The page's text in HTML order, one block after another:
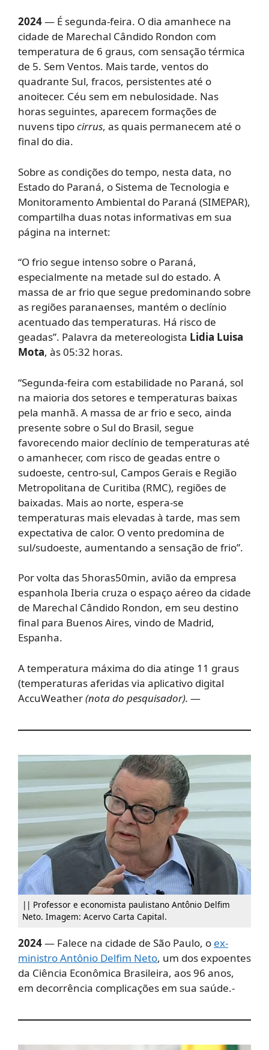
2024— É segunda-feira. O dia amanhece na
cidade de Marechal Cândido Rondon com
temperatura de 6 graus, com sensação térmica
de 5. Sem Ventos. Mais tarde, ventos do
quadrante Sul, fracos, persistentes até o
anoitecer. Céu sem em nebulosidade. Nas
horas seguintes, aparecem formações de
nuvens tipocirrus, as quais permanecem até o
final do dia.
Sobre as condições do tempo, nesta data, no
Estado do Paraná, o Sistema de Tecnologia e
Monitoramento Ambiental do Paraná (SIMEPAR),
compartilha duas notas informativas em sua
página na internet:
“O frio segue intenso sobre o Paraná,
especialmente na metade sul do estado. A
massa de ar frio que segue predominando sobre
as regiões paranaenses, mantém o declínio
acentuado das temperaturas. Há risco de
geadas”. Palavra da metereologista Lidia Luisa
Mota, às 05:32 horas.
“Segunda-feira com estabilidade no Paraná, sol
na maioria dos setores e temperaturas baixas
pela manhã. A massa de ar frio e seco, ainda
presente sobre o Sul do Brasil, segue
favorecendo maior declínio de temperaturas até
o amanhecer, com risco de geadas entre o
sudoeste, centro-sul, Campos Gerais e Região
Metropolitana de Curitiba (RMC), regiões de
baixadas. Mais ao norte, espera-se
temperaturas mais elevadas à tarde, mas sem
expectativa de calor. O vento predomina de
sul/sudoeste, aumentando a sensação de frio”.
Por volta das 5horas50min, avião da empresa
espanhola Iberia cruza o espaço aéreo da cidade
de Marechal Cândido Rondon, em seu destino
final para Buenos Aires, vindo de Madrid,
Espanha.
A temperatura máxima do dia atinge 11 graus
(temperaturas aferidas via aplicativo digital
AccuWeather(nota do pesquisador). —
|| Professor e economista paulistano Antônio Delfim
Neto. Imagem: Acervo Carta Capital.
2024— Falece na cidade de São Paulo, o ex-
ministro Antônio Delfim Neto, um dos expoentes
da Ciência Econômica Brasileira, aos 96 anos,
em decorrência complicações em sua saúde.-